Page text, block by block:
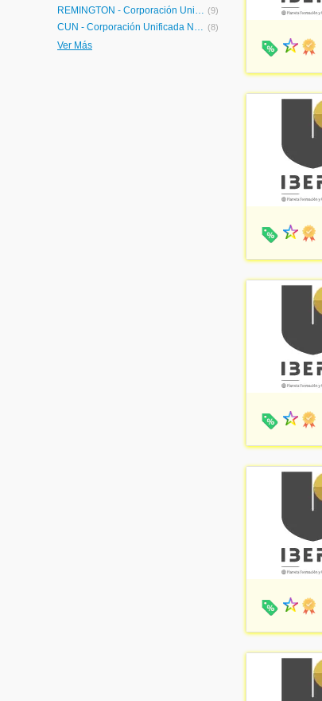
REMINGTON - Corporación Universitaria Remington (9)
CUN - Corporación Unificada Nacional de Educación Superior (8)
Ver Más